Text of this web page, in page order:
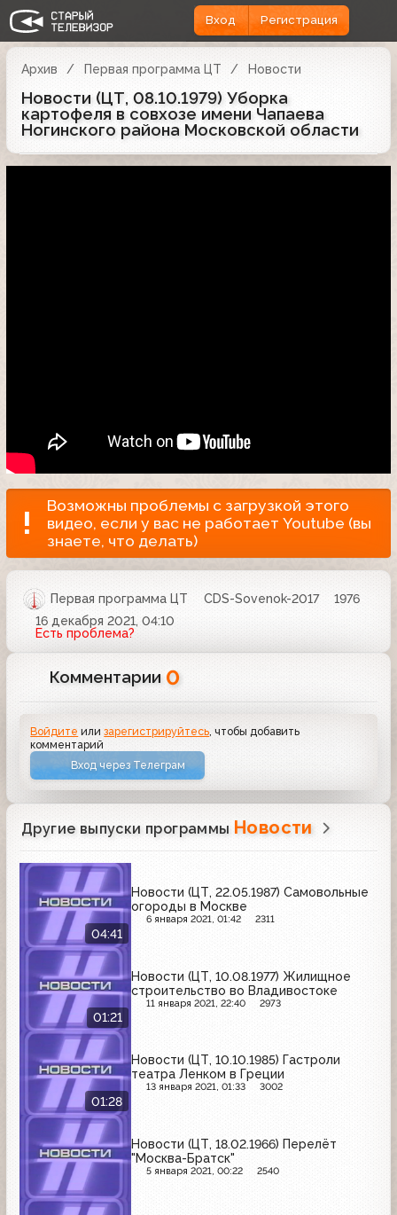
Вход Регистрация
Архив Первая программа ЦТ Новости
Новости (ЦТ, 08.10.1979) Уборка
картофеля в совхозе имени Чапаева
Ногинского района Московской области
Возможны проблемы с загрузкой этого
видео, если у вас не работает Youtube (вы
знаете, что делать)
Первая программа ЦТ CDS-Sovenok-2017
1976
16 декабря 2021, 04:10
Есть проблема?
Комментарии 0
Войдите илизарегистрируйтесь , чтобы добавить
комментарий
Вход через Телеграм
Другие выпуски программы Новости
04:41
Новости (ЦТ, 22.05.1987) Самовольные
огороды в Москве
6 января 2021, 01:42 2311
01:21
Новости (ЦТ, 10.08.1977) Жилищное
строительство во Владивостоке
11 января 2021, 22:40 2973
01:28
Новости (ЦТ, 10.10.1985) Гастроли
театра Ленком в Греции
13 января 2021, 01:33 3002
Новости (ЦТ, 18.02.1966) Перелёт
"Москва-Братск"
5 января 2021, 00:22 2540